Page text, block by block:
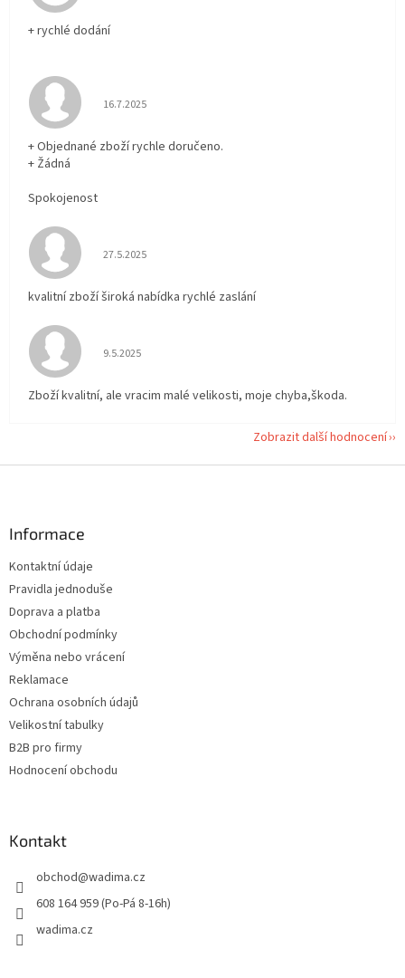
+ rychlé dodání
Hodnocení obchodu je 5 z 5 hvězdiček.
16.7.2025
+ Objednané zboží rychle doručeno.
+ Žádná
Spokojenost
Hodnocení obchodu je 5 z 5 hvězdiček.
27.5.2025
kvalitní zboží široká nabídka rychlé zaslání
Hodnocení obchodu je 5 z 5 hvězdiček.
9.5.2025
Zboží kvalitní, ale vracim malé velikosti, moje chyba,škoda.
Zobrazit další hodnocení
Informace
Kontaktní údaje
Pravidla jednoduše
Doprava a platba
Obchodní podmínky
Výměna nebo vrácení
Reklamace
Ochrana osobních údajů
Velikostní tabulky
B2B pro firmy
Hodnocení obchodu
Kontakt
obchod@wadima.cz
608 164 959 (Po-Pá 8-16h)
wadima.cz